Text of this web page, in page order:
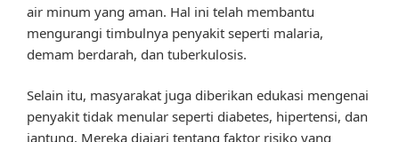
air minum yang aman. Hal ini telah membantu
mengurangi timbulnya penyakit seperti malaria,
demam berdarah, dan tuberkulosis.
Selain itu, masyarakat juga diberikan edukasi mengenai
penyakit tidak menular seperti diabetes, hipertensi, dan
jantung. Mereka diajari tentang faktor risiko yang